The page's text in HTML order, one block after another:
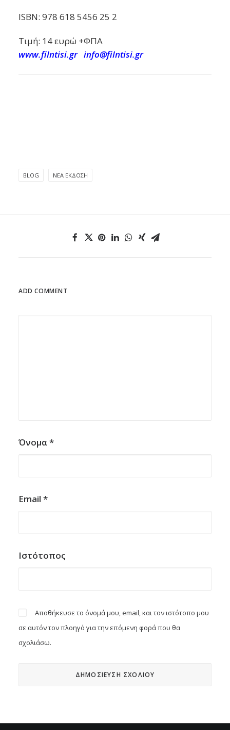
ISBN: 978 618 5456 25 2
Τιμή: 14 ευρώ +ΦΠΑ
www.filntisi.gr info@filntisi.gr
BLOG ΝΈΑ ΈΚΔΟΣΗ
ADD COMMENT
Όνομα*
Email *
Ιστότοπος
Αποθήκευσε το όνομά μου, email, και τον ιστότοπο μου
σε αυτόν τον πλοηγό για την επόμενη φορά που θα
σχολιάσω.